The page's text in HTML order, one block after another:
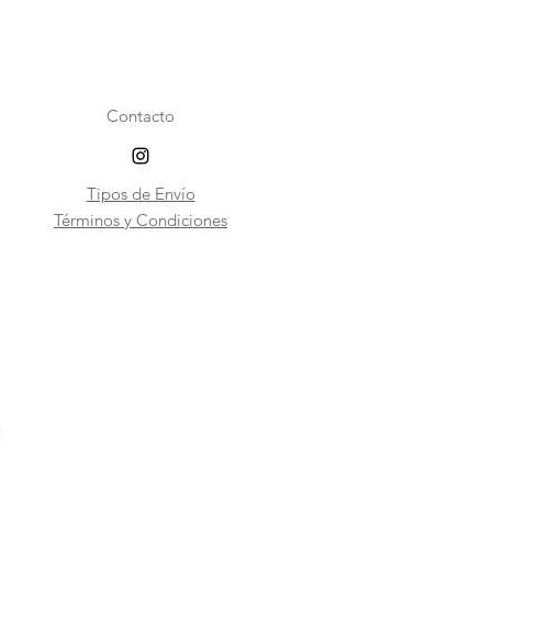
Contacto
Tipos de Envío
​Términos y Condiciones